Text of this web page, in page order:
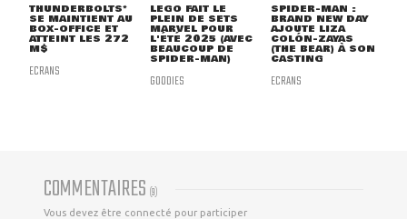
THUNDERBOLTS*
SE MAINTIENT AU
BOX-OFFICE ET
ATTEINT LES 272
M$
ECRANS
LEGO FAIT LE
PLEIN DE SETS
MARVEL POUR
L'ÉTÉ 2025 (AVEC
BEAUCOUP DE
SPIDER-MAN)
GOODIES
SPIDER-MAN :
BRAND NEW DAY
AJOUTE LIZA
COLÓN-ZAYAS
(THE BEAR) À SON
CASTING
ECRANS
COMMENTAIRES (9)
Vous devez être connecté pour participer